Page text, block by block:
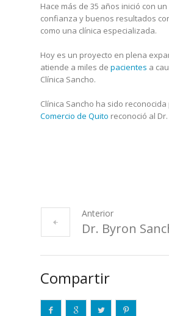
Hace más de 35 años inició con
confianza y buenos resultados
como una clínica especializada.
Hoy es un proyecto en plena
atiende a miles de pacientes a
Clínica Sancho.
Clínica Sancho ha sido
Comercio de Quito reconoció al
Anterior
Dr. Byron
Compartir